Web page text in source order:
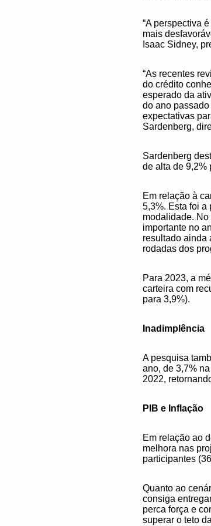
“A perspectiva
mais
Isaac Sidney,
“As recentes
do crédito
esperado da
do ano
expectativas
Sardenberg,
Sardenberg
de alta de 9,2%
Em relação à
5,3%. Esta foi a
modalidade.
importante no
resultado ainda
rodadas dos
Para 2023, a
carteira com
para 3,9%).
Inadimplência
A pesquisa
ano, de 3,7%
2022,
PIB e Inflação
Em relação ao
melhora nas
participantes
Quanto ao
consiga
perca força e
superar o teto